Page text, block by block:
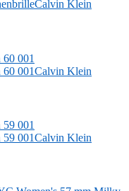
Calvin Klein
Calvin Klein
Calvin Klein